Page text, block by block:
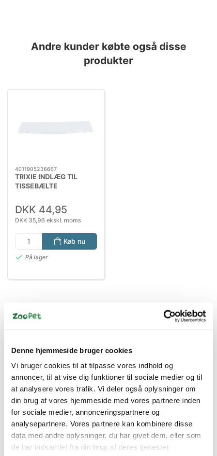
Denne hjemmeside bruger cookies
Vi bruger cookies til at tilpasse vores indhold og
annoncer, til at vise dig funktioner til sociale medier og til
at analysere vores trafik. Vi deler også oplysninger om
din brug af vores hjemmeside med vores partnere inden
for sociale medier, annonceringspartnere og
analysepartnere. Vores partnere kan kombinere disse
data med andre oplysninger, du har givet dem, eller som
de har indsamlet fra din brug af deres tjenester.
Andre kunder købte også disse
produkter
4011905236667
TRIXIE INDLÆG TIL
TISSEBÆLTE
DKK 44,95
DKK 35,96 ekskl. moms
Køb nu
På lager
Bestsælgende varer i Plejemidler &
Hygiejne
Spar 40% Spar 70%